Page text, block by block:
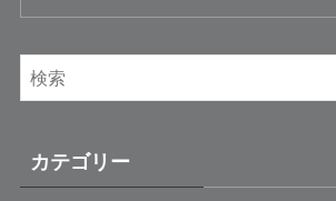
カテゴリー